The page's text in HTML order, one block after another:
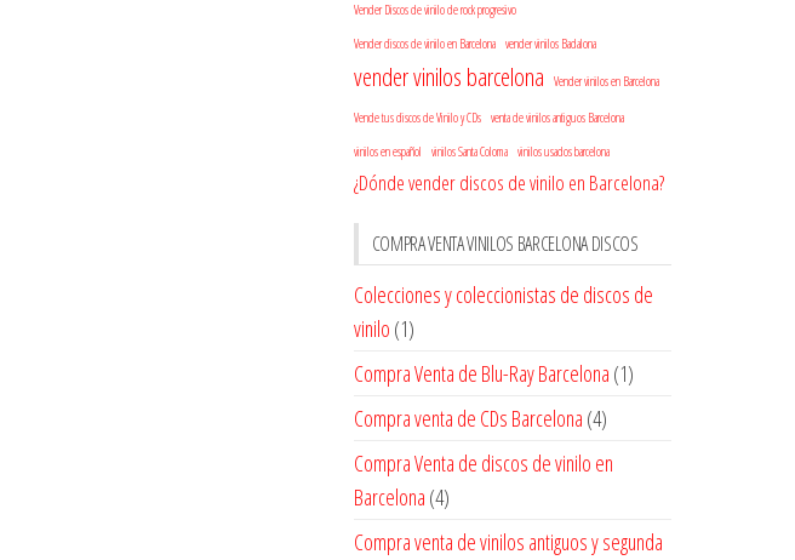
Vender Discos de vinilo de rock progresivo
Vender discos de vinilo en Barcelona
vender vinilos Badalona
vender vinilos barcelona Vender vinilos en Barcelona
Vende tus discos de Vinilo y CDs
venta de vinilos antiguos Barcelona
vinilos en español
vinilos Santa Coloma vinilos usados barcelona
¿Dónde vender discos de vinilo en Barcelona?
COMPRA VENTA VINILOS BARCELONA DISCOS
Colecciones y coleccionistas de discos de
vinilo (1)
Compra Venta de Blu-Ray Barcelona (1)
Compra venta de CDs Barcelona (4)
Compra Venta de discos de vinilo en
Barcelona (4)
Compra venta de vinilos antiguos y segunda